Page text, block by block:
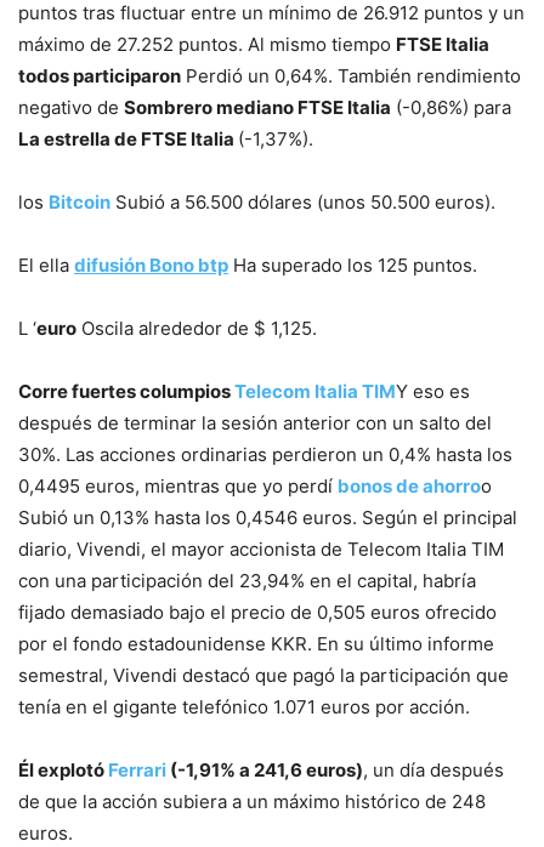
puntos tras fluctuar entre un mínimo de 26.912 puntos y un
máximo de 27.252 puntos. Al mismo tiempo FTSE Italia
todos participaron Perdió un 0,64%. También rendimiento
negativo de Sombrero mediano FTSE Italia (-0,86%) para
La estrella de FTSE Italia (-1,37%).
los Bitcoin Subió a 56.500 dólares (unos 50.500 euros).
El ella difusión Bono btp Ha superado los 125 puntos.
L ‘euro Oscila alrededor de $ 1,125.
Corre fuertes columpiosTelecom Italia TIMY eso es
después de terminar la sesión anterior con un salto del
30%. Las acciones ordinarias perdieron un 0,4% hasta los
0,4495 euros, mientras que yo perdí bonos de ahorroo
Subió un 0,13% hasta los 0,4546 euros. Según el principal
diario, Vivendi, el mayor accionista de Telecom Italia TIM
con una participación del 23,94% en el capital, habría
fijado demasiado bajo el precio de 0,505 euros ofrecido
por el fondo estadounidense KKR. En su último informe
semestral, Vivendi destacó que pagó la participación que
tenía en el gigante telefónico 1.071 euros por acción.
Él explotó Ferrari (-1,91% a 241,6 euros), un día después
de que la acción subiera a un máximo histórico de 248
euros.